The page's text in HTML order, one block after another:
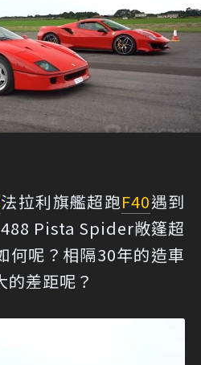
法拉利旗艦超跑F40遇到
Pista Spider敞篷超
何呢？相隔30年的造車
差距呢？